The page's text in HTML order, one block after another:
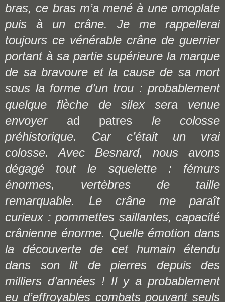
bras, ce bras m’a mené à une omoplate
puis à un crâne. Je me rappellerai
toujours ce vénérable crâne de guerrier
portant à sa partie supérieure la marque
de sa bravoure et la cause de sa mort
sous la forme d’un trou : probablement
quelque flèche de silex sera venue
envoyerad patres le colosse
préhistorique. Car c’était un vrai
colosse. Avec Besnard, nous avons
dégagé tout le squelette : fémurs
énormes, vertèbres de taille
remarquable. Le crâne me paraît
curieux : pommettes saillantes, capacité
crânienne énorme. Quelle émotion dans
la découverte de cet humain étendu
dans son lit de pierres depuis des
milliers d’années ! Il y a probablement
eu d’effroyables combats pouvant seuls